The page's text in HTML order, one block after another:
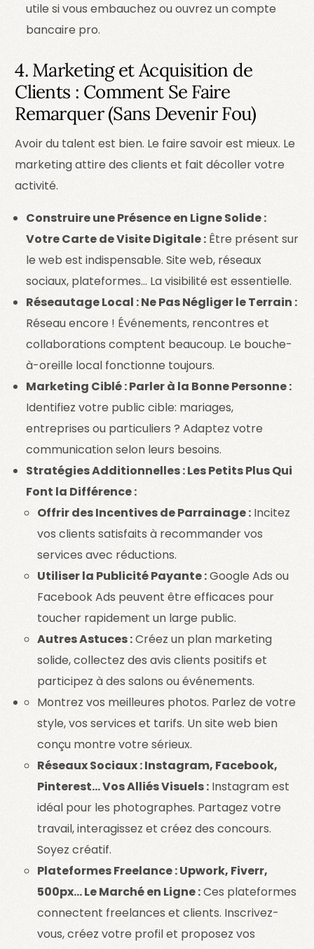
utile si vous embauchez ou ouvrez un compte
bancaire pro.
4. Marketing et Acquisition de
Clients : Comment Se Faire
Remarquer (Sans Devenir Fou)
Avoir du talent est bien. Le faire savoir est mieux. Le
marketing attire des clients et fait décoller votre
activité.
Construire une Présence en Ligne Solide :
Votre Carte de Visite Digitale : Être présent sur
le web est indispensable. Site web, réseaux
sociaux, plateformes… La visibilité est essentielle.
Réseautage Local : Ne Pas Négliger le Terrain :
Réseau encore ! Événements, rencontres et
collaborations comptent beaucoup. Le bouche-
à-oreille local fonctionne toujours.
Marketing Ciblé : Parler à la Bonne Personne :
Identifiez votre public cible: mariages,
entreprises ou particuliers ? Adaptez votre
communication selon leurs besoins.
Stratégies Additionnelles : Les Petits Plus Qui
Font la Différence :
Offrir des Incentives de Parrainage : Incitez
vos clients satisfaits à recommander vos
services avec réductions.
Utiliser la Publicité Payante :Google Ads ou
Facebook Ads peuvent être efficaces pour
toucher rapidement un large public.
Autres Astuces :Créez un plan marketing
solide, collectez des avis clients positifs et
participez à des salons ou événements.
Montrez vos meilleures photos. Parlez de votre
style, vos services et tarifs. Un site web bien
conçu montre votre sérieux.
Réseaux Sociaux : Instagram, Facebook,
Pinterest… Vos Alliés Visuels : Instagram est
idéal pour les photographes. Partagez votre
travail, interagissez et créez des concours.
Soyez créatif.
Plateformes Freelance : Upwork, Fiverr,
500px… Le Marché en Ligne :Ces plateformes
connectent freelances et clients. Inscrivez-
vous, créez votre profil et proposez vos